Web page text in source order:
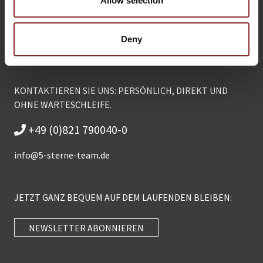
Deny
KONTAKTIEREN SIE UNS: PERSÖNLICH, DIREKT UND
OHNE WARTESCHLEIFE.
+49 (0)821 790040-0
info@5-sterne-team.de
JETZT GANZ BEQUEM AUF DEM LAUFENDEN BLEIBEN:
NEWSLETTER ABONNIEREN